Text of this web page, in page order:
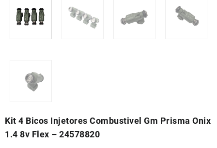
Kit 4 Bicos Injetores Combustivel Gm Prisma Onix
1.4 8v Flex – 24578820